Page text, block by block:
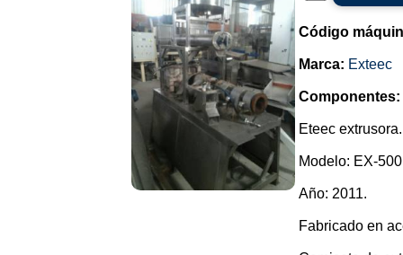
Código
Marca: Exteec
Componentes:
Eteec extrusora.
Modelo: EX-
Año: 2011.
Fabricado en